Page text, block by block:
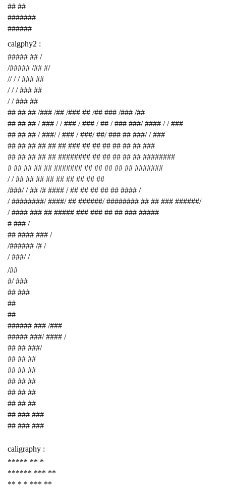
## ##
#######
######
calgphy2 :
##### ## /
/##### /## #/
// / / ### ##
/ / / ### ##
/ / ### ##
## ## ## /### /## /### ## /## ### /### /##
## ## ## / ### / / ### / ### / ## / ### ###/ #### / / ###
## ## ## / ###/ / ### / ###/ ##/ ### ## ###/ / ###
## ## ## ## ## ## ### ## ## ## ## ## ## ###
## ## ## ## ## ######## ## ## ## ## ## ########
# ## ## ## ## ####### ## ## ## ## ## #######
/ / ## ## ## ## ## ## ## ## ##
/###/ / ## /# #### / ## ## ## ## ## #### /
/ ########/ ####/ ## ######/ ######## ## ## ### ######/
/ #### ### ## ##### ### ### ## ## ### #####
# ### /
## #### ### /
/###### /# /
/ ###/ /
/##
#/ ###
## ###
##
##
###### ### /###
##### ###/ #### /
## ## ###/
## ## ##
## ## ##
## ## ##
## ## ##
## ## ##
## ### ###
## ### ###
caligraphy :
***** ** *
****** *** **
** * * *** **